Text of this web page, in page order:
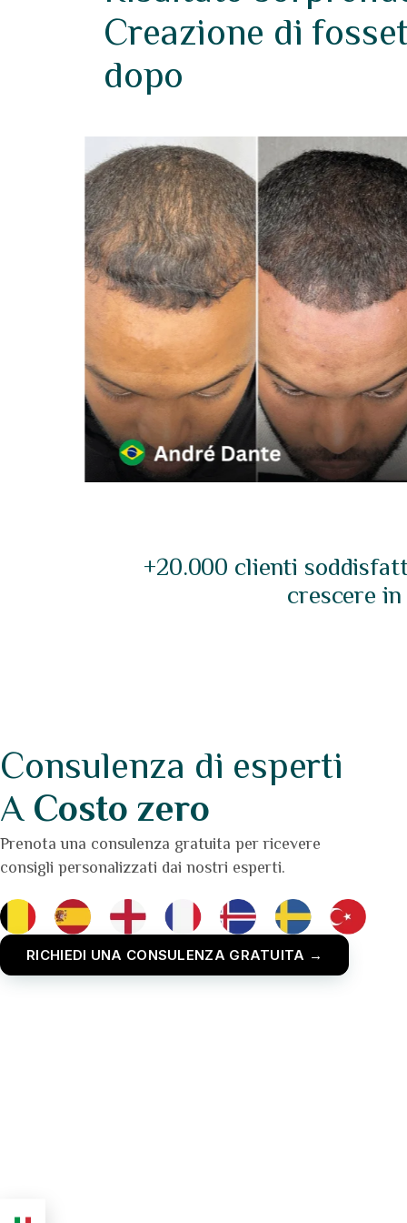
Creazione di
dopo
+20.000 clienti
crescere
Consulenza di esperti
ACosto zero
Prenota una consulenza gratuita per ricevere
consigli personalizzati dai nostri esperti.
RICHIEDI UNA CONSULENZA GRATUITA →